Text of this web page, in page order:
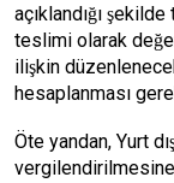
açıklandığı
teslimi olarak
ilişkin
hesaplanması
Öte yandan, Yurt